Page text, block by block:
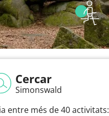
Cercar
Simonswald
entre més de 40 activitats: